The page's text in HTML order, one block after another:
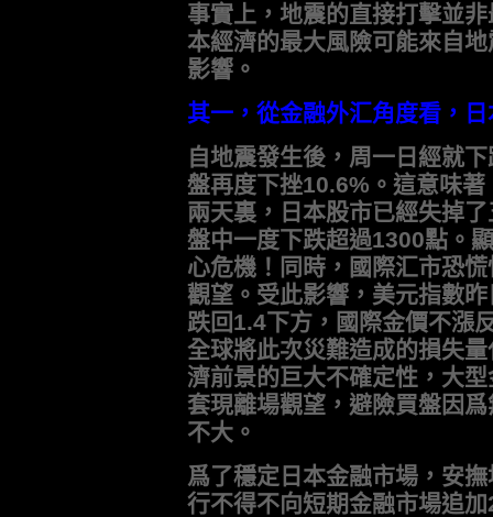
事實上，地震的直接打擊並
本經濟的最大風險可能來自
影響。
其一，從金融外汇角度看，
自地震發生後，周一日經就
盤再度下挫10.6%。這意味
兩天裏，日本股市已經失掉
盤中一度下跌超過1300點。
心危機！同時，國際汇市恐
觀望。受此影響，美元指數
跌回1.4下方，國際金價不漲
全球將此次災難造成的損失
濟前景的巨大不確定性，大
套現離場觀望，避險買盤因
不大。
爲了穩定日本金融市場，安
行不得不向短期金融市場追